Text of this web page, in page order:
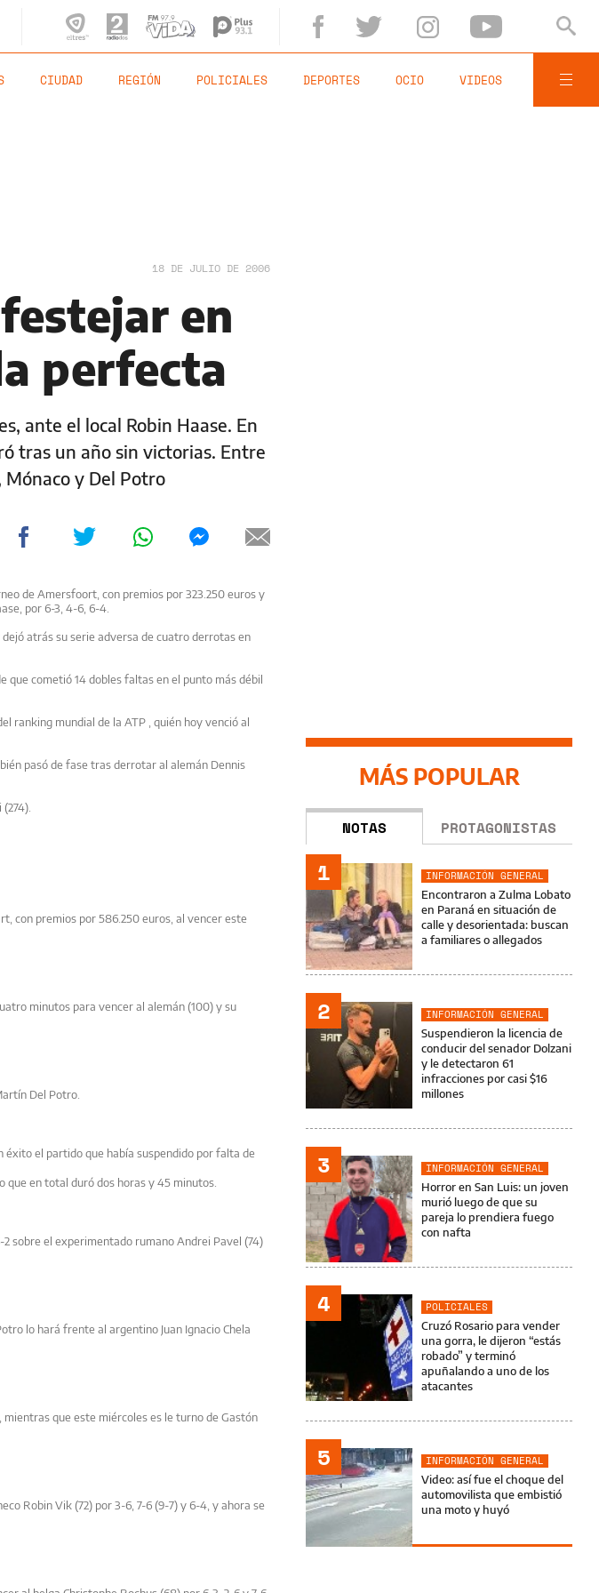
CIUDAD REGIÓN POLICIALES DEPORTES OCIO VIDEOS
18 DE JULIO DE 2006
en
perfecta
ante el local Robin Haase. En
tras un año sin victorias. Entre
y Del Potro
de Amersfoort, con premios por 323.250 euros y
por 6-3, 4-6, 6-4.
atrás su serie adversa de cuatro derrotas en
que cometió 14 dobles faltas en el punto más débil
ranking mundial de la ATP , quién hoy venció al
pasó de fase tras derrotar al alemán Dennis
con premios por 586.250 euros, al vencer este
minutos para vencer al alemán (100) y su
Del Potro.
éxito el partido que había suspendido por falta de
que en total duró dos horas y 45 minutos.
2 sobre el experimentado rumano Andrei Pavel (74)
lo hará frente al argentino Juan Ignacio Chela
que este miércoles es le turno de Gastón
Robin Vik (72) por 3-6, 7-6 (9-7) y 6-4, y ahora se
MÁS POPULAR
NOTAS PROTAGONISTAS
1
INFORMACIÓN GENERAL
Encontraron a Zulma Lobato
en Paraná en situación de
calle y desorientada: buscan
a familiares o allegados
2
INFORMACIÓN GENERAL
Suspendieron la licencia de
conducir del senador Dolzani
y le detectaron 61
infracciones por casi $16
millones
3
INFORMACIÓN GENERAL
Horror en San Luis: un joven
murió luego de que su
pareja lo prendiera fuego
con nafta
4
POLICIALES
Cruzó Rosario para vender
una gorra, le dijeron “estás
robado” y terminó
apuñalando a uno de los
atacantes
5
INFORMACIÓN GENERAL
Video: así fue el choque del
automovilista que embistió
una moto y huyó